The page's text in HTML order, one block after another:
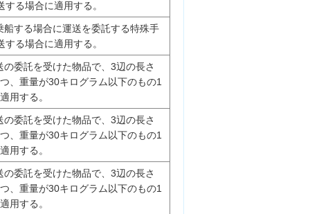
る場合に適用する。
する場合に運送を委託する特殊手
る場合に適用する。
委託を受けた物品で、3辺の長さ
、重量が30キログラム以下のもの1
用する。
委託を受けた物品で、3辺の長さ
、重量が30キログラム以下のもの1
用する。
委託を受けた物品で、3辺の長さ
、重量が30キログラム以下のもの1
用する。